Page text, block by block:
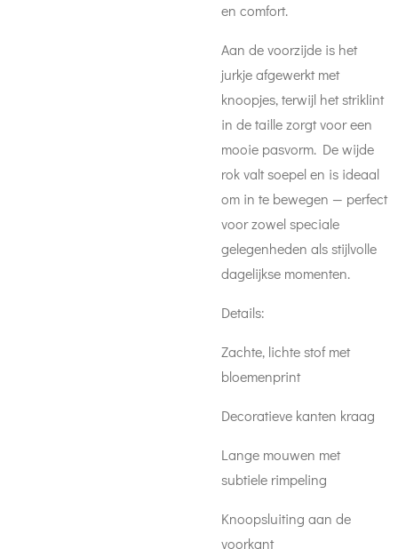
en comfort.
Aan de voorzijde is het
jurkje afgewerkt met
knoopjes, terwijl het striklint
in de taille zorgt voor een
mooie pasvorm. De wijde
rok valt soepel en is ideaal
om in te bewegen — perfect
voor zowel speciale
gelegenheden als stijlvolle
dagelijkse momenten.
Details:
Zachte, lichte stof met
bloemenprint
Decoratieve kanten kraag
Lange mouwen met
subtiele rimpeling
Knoopsluiting aan de
voorkant